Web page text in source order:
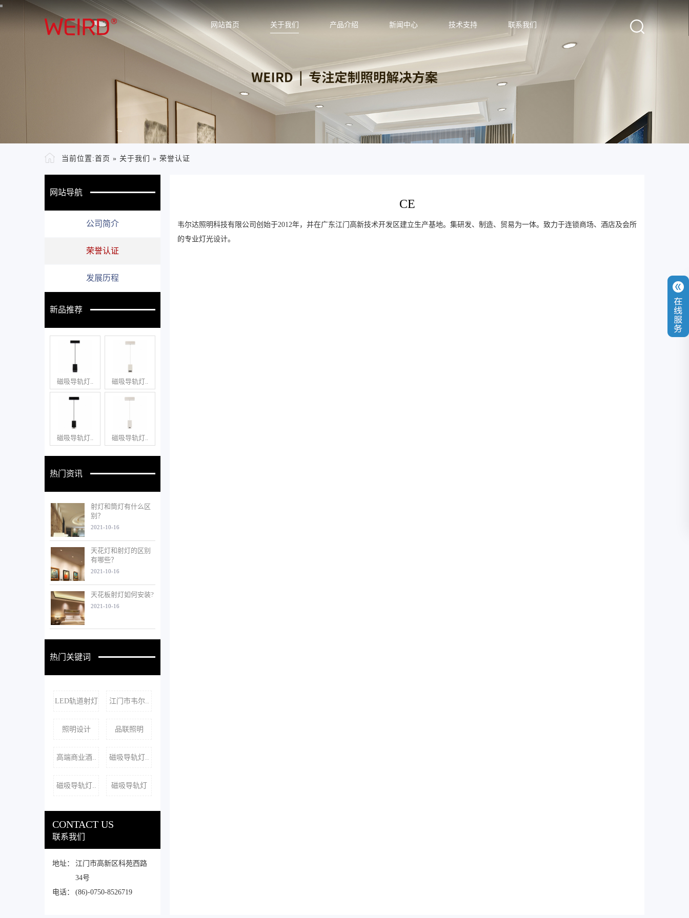
网站首页 关于我们 产品介绍 新闻中心 技术支持 联系我们
当前位置:首页 » 关于我们 » 荣誉认证
网站导航
公司简介
荣誉认证
发展历程
新品推荐
磁吸导轨灯.. 磁吸导轨灯..
磁吸导轨灯.. 磁吸导轨灯..
热门资讯
射灯和筒灯有什么区
别？
2021-10-16
天花灯和射灯的区别
有哪些？
2021-10-16
天花板射灯如何安装?
2021-10-16
热门关键词
LED轨道射灯 江门市韦尔..
照明设计 品联照明
高端商业酒.. 磁吸导轨灯..
磁吸导轨灯.. 磁吸导轨灯
CONTACT US
联系我们
地址：
江门市高新区科苑西路
34号
电话：
(86)-0750-8526719
CE
韦尔达照明科技有限公司创始于2012年，并在广东江门高新技术开发区建立生产基地。集研发、制造、贸易为一体。致力于连锁商场、酒店及会所
的专业灯光设计。